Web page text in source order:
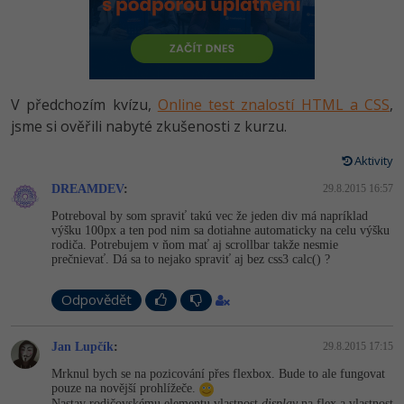
HTML5, CSS3, Bootstrap, SEO
SQL a databáze
Testování a verzování
Spring
ASP.NET MVC
Best practices
JavaScript
Python
UML a návrhové vzory
MySQL/MariaDB
MS-SQL
Vývojář mobilních aplikací
Specialista na AI a bigdata
C# Game developer
Webdesigner
Tester
Systémový administrátor
Grafik / UX/UI návrhář
3D grafik
Projektový manažer
Databázový analytik
Python -80%
JavaScript -80%
PHP
-80%
Swift
Kotlin -80%
-80%
VB.NET
SQL
Návrh SW -80%
Digitální gramotnost
Marketing -30%
WordPress
-30%
UX
Business
-25%
Copywriting -30%
MS Office
-80%
Adobe Illustrator -80%
Adobe Lightroom -30%
Adobe InDesign
Adobe After Effects
V předchozím kvízu, Online test znalostí HTML a CSS,
jsme si ověřili nabyté zkušenosti z kurzu.
Aktivity
DREAMDEV: 29.8.2015 16:57
Potreboval by som spraviť takú vec že jeden div má napríklad
výšku 100px a ten pod nim sa dotiahne automaticky na celu výšku
rodiča. Potrebujem v ňom mať aj scrollbar takže nesmie
prečnievať. Dá sa to nejako spraviť aj bez css3 calc() ?
Odpovědět
Jan Lupčík: 29.8.2015 17:15
Mrknul bych se na pozicování přes flexbox. Bude to ale fungovat
pouze na novější prohlížeče.